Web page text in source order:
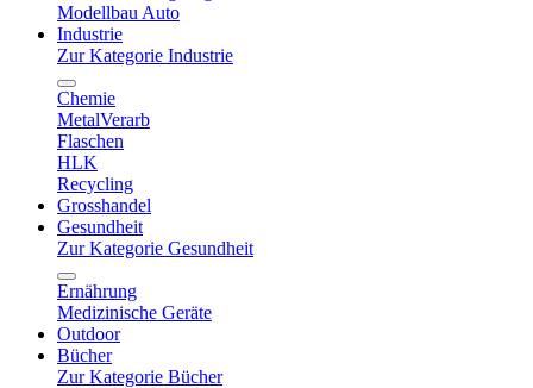
Modellbau Auto
Industrie
Zur Kategorie Industrie
Chemie
MetalVerarb
Flaschen
HLK
Recycling
Grosshandel
Gesundheit
Zur Kategorie Gesundheit
Ernährung
Medizinische Geräte
Outdoor
Bücher
Zur Kategorie Bücher